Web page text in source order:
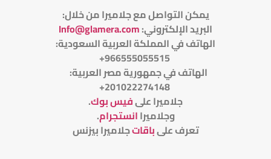
يمكن التواصل مع جلاميرا من خلال:
البريد الإلكتروني:
Info@glamera.com
الهاتف في المملكة العربية السعودية:
الهاتف في جمهورية مصر العربية:
جلاميرا علىفيس بوك.
وجلاميراانستجرام.
تعرف علىباقاتجلاميرا بيزنس